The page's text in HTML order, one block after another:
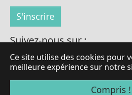
Ce site utilise des cookies pour
meilleure expérience sur notre
Compris !
Suivez-nous sur :
© Droits d'auteur 2026